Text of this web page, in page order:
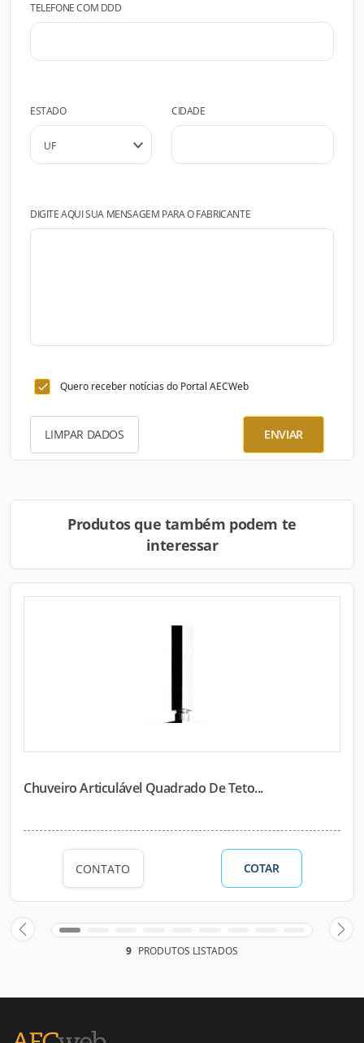
TELEFONE COM DDD
ESTADO CIDADE
DIGITE AQUI SUA MENSAGEM PARA O FABRICANTE
Quero receber notícias do Portal AECWeb
LIMPAR DADOS ENVIAR
Produtos que também podem te
interessar
Chuveiro Articulável Quadrado De Teto...
CONTATO COTAR
9 PRODUTOS LISTADOS